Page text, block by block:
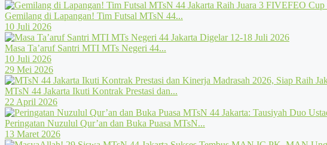
Gemilang di Lapangan! Tim Futsal MTsN 44...
10 Juli 2026
Masa Ta’aruf Santri MTI MTs Negeri 44...
10 Juli 2026
29 Mei 2026
MTsN 44 Jakarta Ikuti Kontrak Prestasi dan...
22 April 2026
Peringatan Nuzulul Qur’an dan Buka Puasa MTsN...
13 Maret 2026